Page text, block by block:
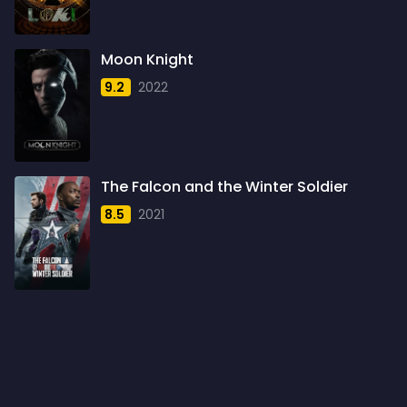
1960
1961
1962
1963
1964
1965
1966
1967
1968
Moon Knight
9.2 2022
The Falcon and the Winter Soldier
8.5 2021